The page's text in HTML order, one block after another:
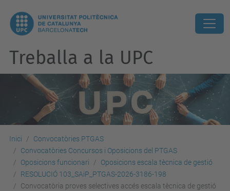
Treballa a la UPC
Inici
Convocatòries PTGAS
Convocatòries Concursos i Oposicions del PTGAS
Oposicions funcionari
Oposicions escala tècnica de gestió
RESOLUCIÓ 103_SAiP_PTGAS-2026-3186-198
Convocatòria proves selectives accés escala tècnica de gestió